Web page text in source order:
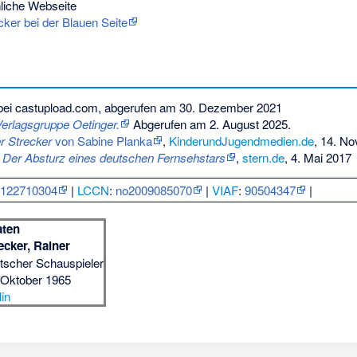
Webseite
bei der Blauen Seite
castupload.com, abgerufen am 30. Dezember 2021
Oetinger.
Abgerufen am 2. August 2025.
Streckervon Sabine Planka , KinderundJugendmedien.de, 14.
Absturz eines deutschen Fernsehstars
, stern.de, 4. Mai 2017
122710304 | LCCN: no2009085070 |VIAF:90504347 |
Rainer
Schauspieler
1965